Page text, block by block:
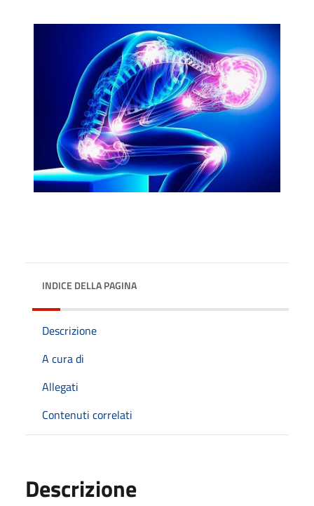
INDICE DELLA PAGINA
Descrizione
A cura di
Allegati
Contenuti correlati
Descrizione